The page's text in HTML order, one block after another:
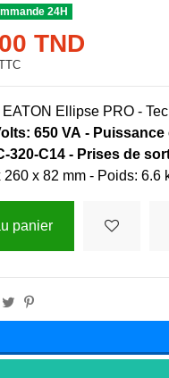
24H
TND
Ellipse PRO -
650 VA -
320-C14 - Prises de
x 82 mm - Poids: 6.6
panier